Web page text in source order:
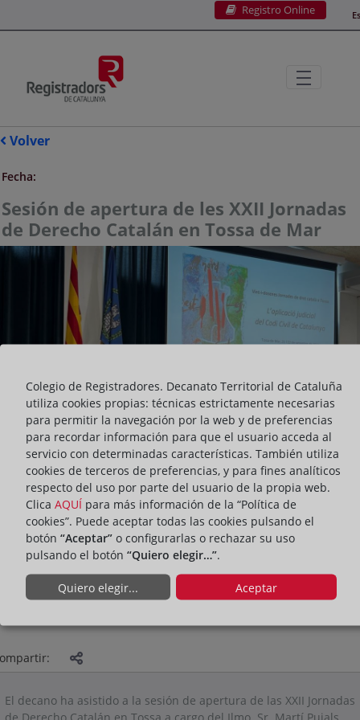
Registro Online
Volver
Fecha:
Sesión de apertura de les XXII Jornadas
de Derecho Catalán en Tossa de Mar
El decano ha asistido a la sesión de apertura de las XXII Jornadas
de Derecho Catalán en Tossa a cargo del Ilmo. Sr. Martí Pujals
Colegio de Registradores. Decanato Territorial de Cataluña
utiliza cookies propias: técnicas estrictamente necesarias
para permitir la navegación por la web y de preferencias
para recordar información para que el usuario acceda al
servicio con determinadas características. También utiliza
cookies de terceros de preferencias, y para fines analíticos
respecto del uso por parte del usuario de la propia web.
Clica AQUÍ para más información de la “Política de
cookies”. Puede aceptar todas las cookies pulsando el
botón “Aceptar” o configurarlas o rechazar su uso
pulsando el botón “Quiero elegir…”.
Quiero elegir... Aceptar